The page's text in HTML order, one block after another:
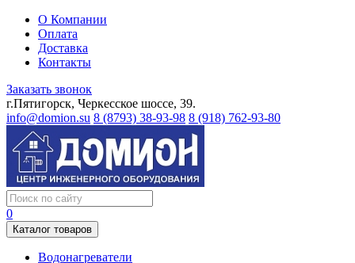
О Компании
Оплата
Доставка
Контакты
Заказать звонок
г.Пятигорск, Черкесское шоссе, 39.
info@domion.su 8 (8793) 38-93-98 8 (918) 762-93-80
0
Каталог товаров
Водонагреватели